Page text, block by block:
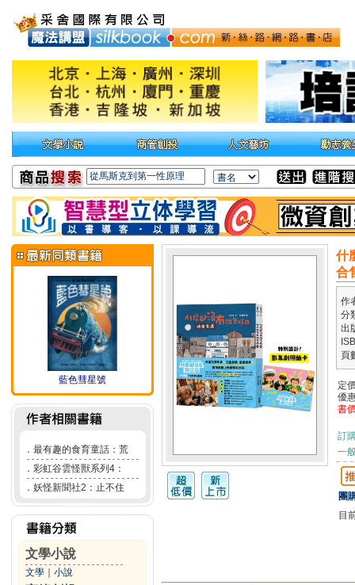
藍色彗星號
． 最有趣的食育童話：荒
． 彩虹谷雲怪獸系列4：
． 妖怪新聞社2：止不住
文學小說
文學 小說
什
合
作
分
出
頁
定
優
書
訂
一
團
目